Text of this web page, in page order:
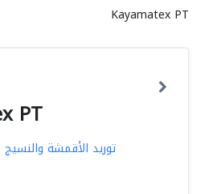
Kayamatex PT
PT
توريد الأقمشة والنسيج